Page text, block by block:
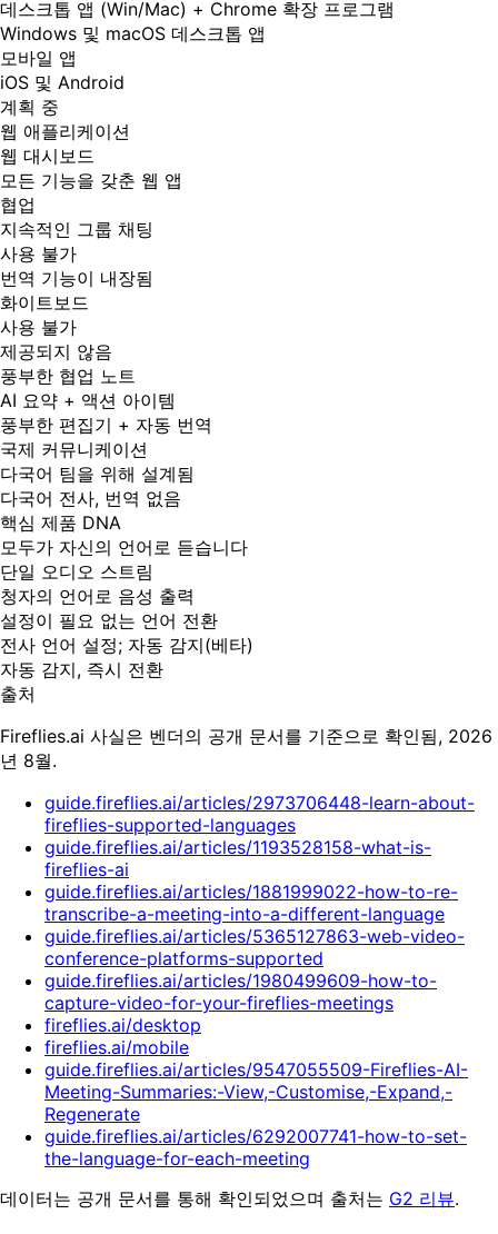
데스크톱 앱 (Win/Mac) + Chrome 확장 프로그램
Windows 및 macOS 데스크톱 앱
모바일 앱
iOS 및 Android
계획 중
웹 애플리케이션
웹 대시보드
모든 기능을 갖춘 웹 앱
협업
지속적인 그룹 채팅
사용 불가
번역 기능이 내장됨
화이트보드
사용 불가
제공되지 않음
풍부한 협업 노트
AI 요약 + 액션 아이템
풍부한 편집기 + 자동 번역
국제 커뮤니케이션
다국어 팀을 위해 설계됨
다국어 전사, 번역 없음
핵심 제품 DNA
모두가 자신의 언어로 듣습니다
단일 오디오 스트림
청자의 언어로 음성 출력
설정이 필요 없는 언어 전환
전사 언어 설정; 자동 감지(베타)
자동 감지, 즉시 전환
출처
Fireflies.ai 사실은 벤더의 공개 문서를 기준으로 확인됨, 2026
년 8월.
guide.fireflies.ai/articles/2973706448-learn-about-
fireflies-supported-languages
guide.fireflies.ai/articles/1193528158-what-is-
fireflies-ai
guide.fireflies.ai/articles/1881999022-how-to-re-
transcribe-a-meeting-into-a-different-language
guide.fireflies.ai/articles/5365127863-web-video-
conference-platforms-supported
guide.fireflies.ai/articles/1980499609-how-to-
capture-video-for-your-fireflies-meetings
fireflies.ai/desktop
fireflies.ai/mobile
guide.fireflies.ai/articles/9547055509-Fireflies-AI-
Meeting-Summaries:-View,-Customise,-Expand,-
Regenerate
guide.fireflies.ai/articles/6292007741-how-to-set-
the-language-for-each-meeting
데이터는 공개 문서를 통해 확인되었으며 출처는 G2 리뷰.